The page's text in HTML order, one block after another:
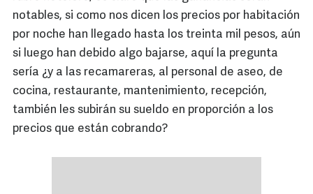
notables, si como nos dicen los precios por habitación
por noche han llegado hasta los treinta mil pesos, aún
si luego han debido algo bajarse, aquí la pregunta
sería ¿y a las recamareras, al personal de aseo, de
cocina, restaurante, mantenimiento, recepción,
también les subirán su sueldo en proporción a los
precios que están cobrando?